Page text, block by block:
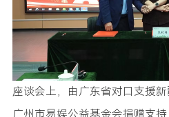
座谈会上，由广东省对口支援新
广州市易娱公益基金会捐赠支